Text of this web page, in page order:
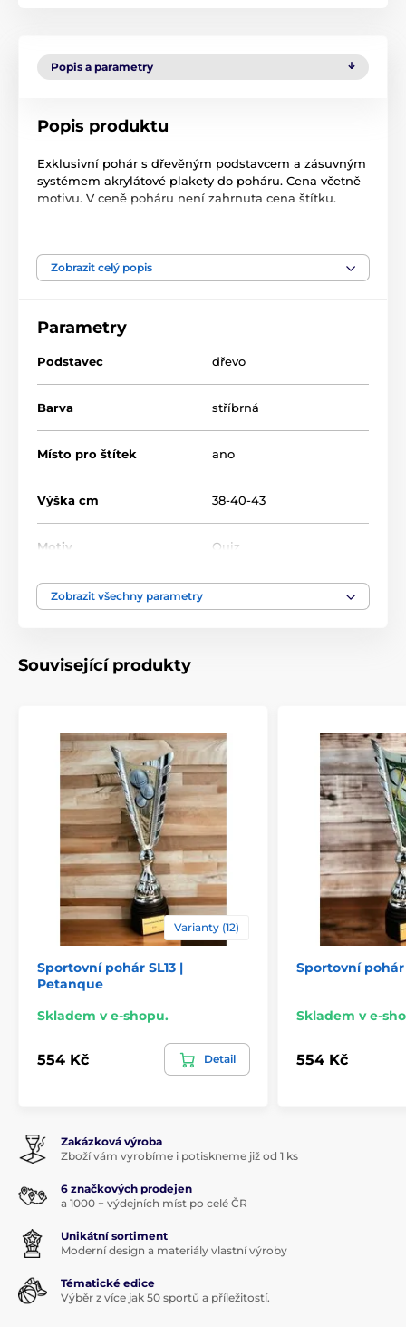
Popis a parametry
Popis produktu
Exklusivní pohár s dřevěným podstavcem a zásuvným
systémem akrylátové plakety do poháru. Cena včetně
motivu. V ceně poháru není zahrnuta cena štítku.
Produkt je zařazen v kategoriích
Zobrazit celý popis
Parametry
Podstavec dřevo
Barva stříbrná
Místo pro štítek ano
Výška cm 38-40-43
Motiv Quiz
Typ ocenění
Zobrazit všechny parametry
Související produkty
Varianty (12)
Sportovní pohár SL13 |
Petanque
Skladem v e-shopu.
554 Kč Detail
Sportovní pohár
Skladem v e-
554 Kč
Zakázková výroba
Zboží vám vyrobíme i potiskneme již od 1 ks
6 značkových prodejen
a 1000 + výdejních míst po celé ČR
Unikátní sortiment
Moderní design a materiály vlastní výroby
Tématické edice
Výběr z více jak 50 sportů a příležitostí.